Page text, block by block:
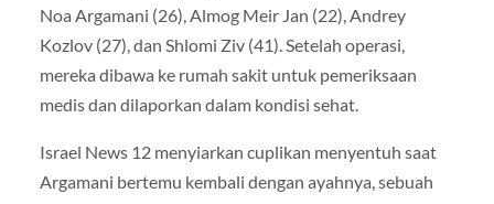
Noa Argamani (26), Almog Meir Jan (22), Andrey
Kozlov (27), dan Shlomi Ziv (41). Setelah operasi,
mereka dibawa ke rumah sakit untuk pemeriksaan
medis dan dilaporkan dalam kondisi sehat.
Israel News 12 menyiarkan cuplikan menyentuh saat
Argamani bertemu kembali dengan ayahnya, sebuah